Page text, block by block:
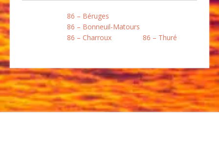
86 – Béruges
86 – Bonneuil-Matours
86 – Charroux
86 – Thuré